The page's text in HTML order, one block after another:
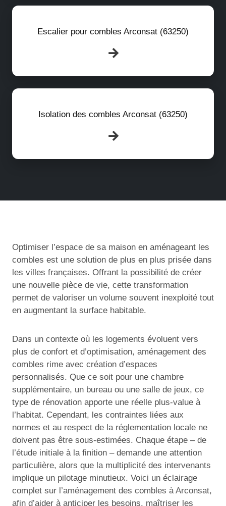
Escalier pour combles Arconsat (63250)
Isolation des combles Arconsat (63250)
Optimiser l’espace de sa maison en aménageant les
combles est une solution de plus en plus prisée dans
les villes françaises. Offrant la possibilité de créer
une nouvelle pièce de vie, cette transformation
permet de valoriser un volume souvent inexploité tout
en augmentant la surface habitable.
Dans un contexte où les logements évoluent vers
plus de confort et d’optimisation, aménagement des
combles rime avec création d’espaces
personnalisés. Que ce soit pour une chambre
supplémentaire, un bureau ou une salle de jeux, ce
type de rénovation apporte une réelle plus-value à
l’habitat. Cependant, les contraintes liées aux
normes et au respect de la réglementation locale ne
doivent pas être sous-estimées. Chaque étape – de
l’étude initiale à la finition – demande une attention
particulière, alors que la multiplicité des intervenants
implique un pilotage minutieux. Voici un éclairage
complet sur l’aménagement des combles à Arconsat,
afin d’aider à anticiper les besoins, maîtriser les